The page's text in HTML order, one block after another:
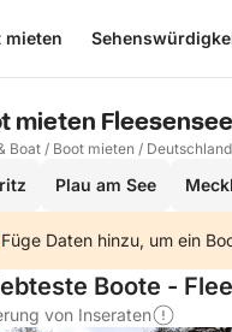
mieten
mieten
Boat / Boot mieten / Deutschland
Plau am See
Füge Daten hinzu, um ein
Boote -
von Inseraten